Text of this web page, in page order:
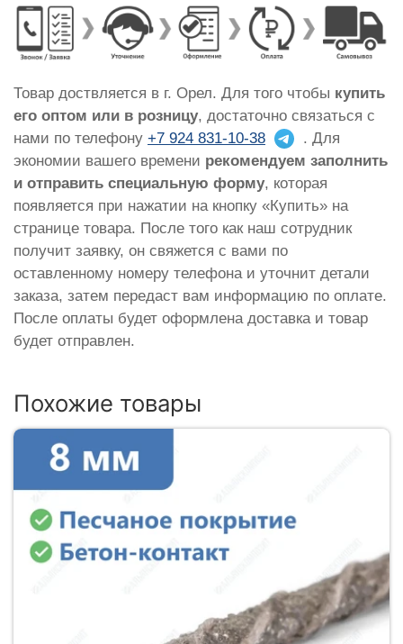
Товар доствляется в г. Орел. Для того чтобы купить
его оптом или в розницу, достаточно связаться с
нами по телефону +7 924 831-10-38
. Для
экономии вашего времени рекомендуем заполнить
и отправить специальную форму, которая
появляется при нажатии на кнопку «Купить» на
странице товара. После того как наш сотрудник
получит заявку, он свяжется с вами по
оставленному номеру телефона и уточнит детали
заказа, затем передаст вам информацию по оплате.
После оплаты будет оформлена доставка и товар
будет отправлен.
Похожие товары